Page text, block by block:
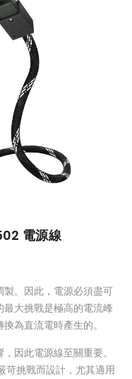
電源線
。因此，電源必須盡可
大挑戰是極高的電流峰
為直流電時產生的。
因此電源線至關重要。
挑戰而設計，尤其適用